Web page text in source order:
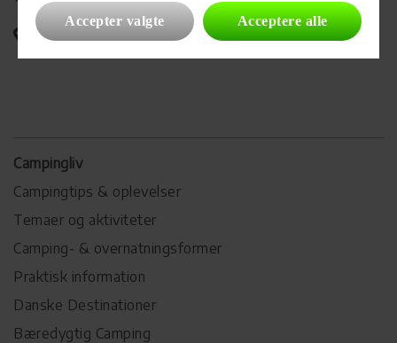
Campingvognens placering
Campingliv
Campingtips & oplevelser
Temaer og aktiviteter
Camping- & overnatningsformer
Praktisk information
Danske Destinationer
Bæredygtig Camping
Accepter valgte Acceptere alle